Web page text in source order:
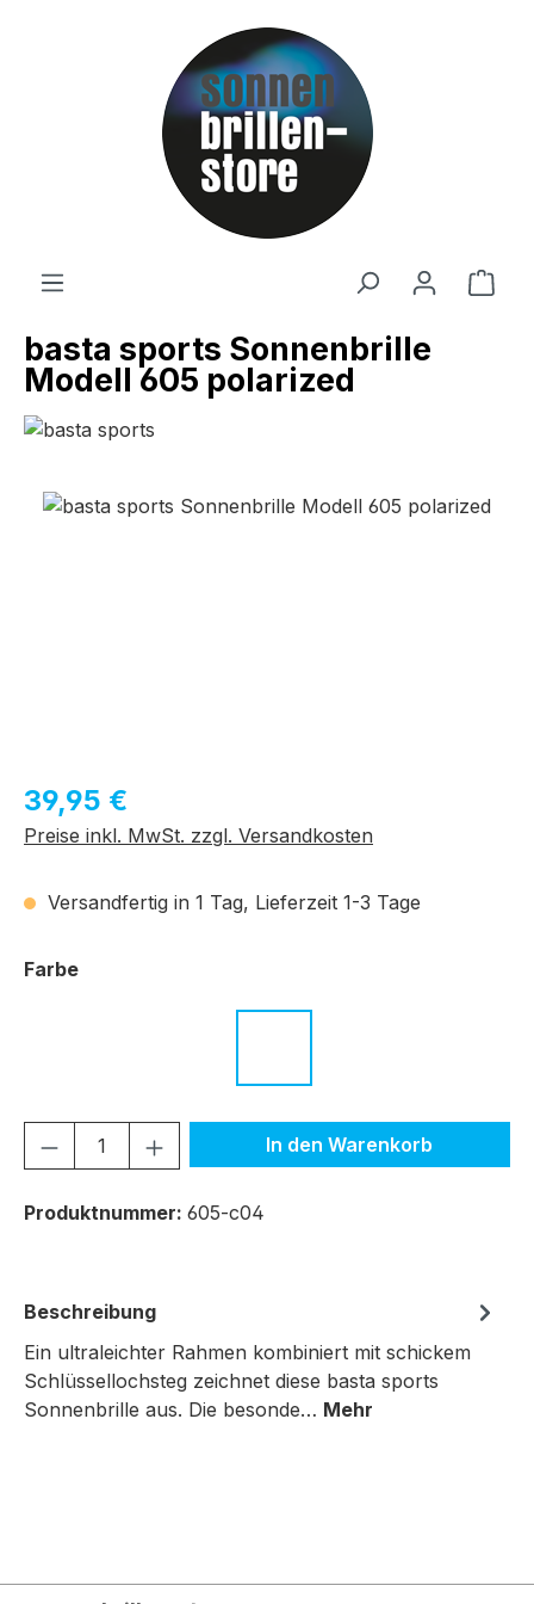
Zum Hauptinhalt springen
basta sports Sonnenbrille
Modell 605 polarized
Bildergalerie überspringen
Regulärer Preis:
39,95 €
Preise inkl. MwSt. zzgl. Versandkosten
Versandfertig in 1 Tag, Lieferzeit 1-3 Tage
Farbeauswählen
Produkt Anzahl: Gib den gewünschten
In den Warenkorb
Produktnummer: 605-c04
Beschreibung
Ein ultraleichter Rahmen kombiniert mit schickem
Schlüssellochsteg zeichnet diese basta sports
Sonnenbrille aus. Die besonde… Mehr